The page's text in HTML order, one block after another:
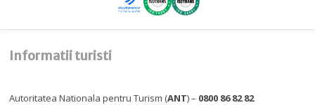
Informatii turisti
Autoritatea Nationala pentru Turism (ANT) – 0800 86 82 82